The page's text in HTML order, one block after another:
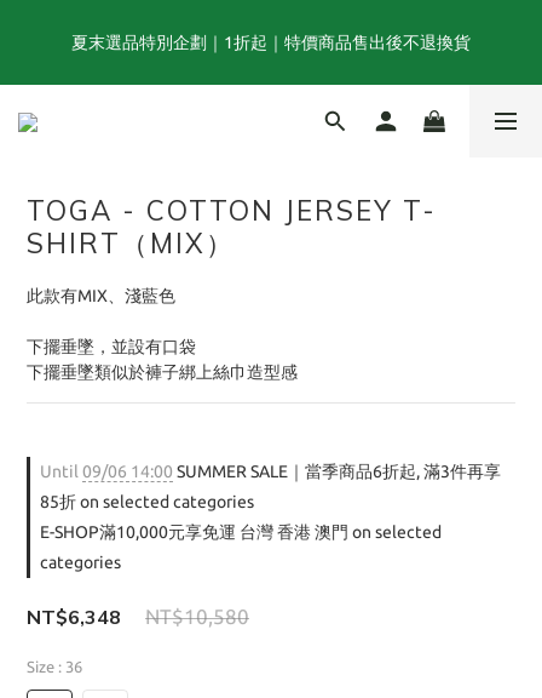
夏末選品特別企劃｜1折起｜特價商品售出後不退換貨
夏末選品特別企劃｜1折起｜特價商品售出後不退換貨
FINAL SUMMER SALE｜當季商品6折起, 滿3件再享85折｜特價商
TOGA x NTS capsule collection will be launching on 31st JULY
夏末選品特別企劃｜1折起｜特價商品售出後不退換貨
TOGA - COTTON JERSEY T-
SHIRT（MIX）
此款有MIX、淺藍色
下擺垂墜，並設有口袋
下擺垂墜類似於褲子綁上絲巾造型感
Until 09/06 14:00 SUMMER SALE｜當季商品6折起, 滿3件再享
85折 on selected categories
E-SHOP滿10,000元享免運 台灣 香港 澳門 on selected
categories
NT$6,348 NT$10,580
Size : 36